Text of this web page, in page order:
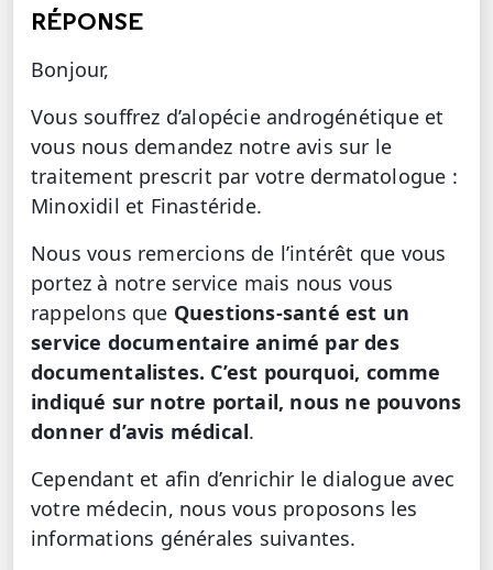
RÉPONSE
Bonjour,
Vous souffrez d’alopécie androgénétique et
vous nous demandez notre avis sur le
traitement prescrit par votre dermatologue :
Minoxidil et Finastéride.
Nous vous remercions de l’intérêt que vous
portez à notre service mais nous vous
rappelons que Questions-santé est un
service documentaire animé par des
documentalistes. C’est pourquoi, comme
indiqué sur notre portail, nous ne pouvons
donner d’avis médical.
Cependant et afin d’enrichir le dialogue avec
votre médecin, nous vous proposons les
informations générales suivantes.